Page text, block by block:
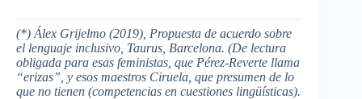
(*) Álex Grijelmo (2019), Propuesta de acuerdo sobre
el lenguaje inclusivo , Taurus, Barcelona. (De lectura
obligada para esas feministas, que Pérez-Reverte llama
“erizas”, y esos maestros Ciruela, que presumen de lo
que no tienen (competencias en cuestiones lingüísticas).